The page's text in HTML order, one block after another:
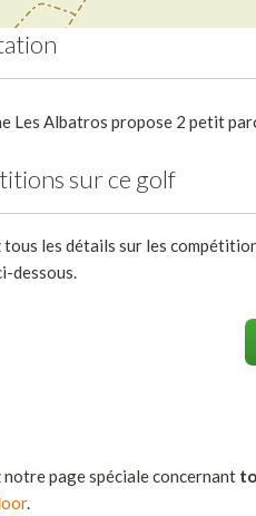
Les Albatros propose 2 petit
sur ce golf
les détails sur les
dessous.
page spéciale concernant
.